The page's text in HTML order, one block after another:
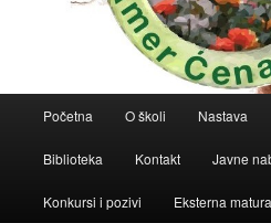
Početna O školi Nastava
Biblioteka Kontakt Javne
Konkursi i pozivi Eksterna matura